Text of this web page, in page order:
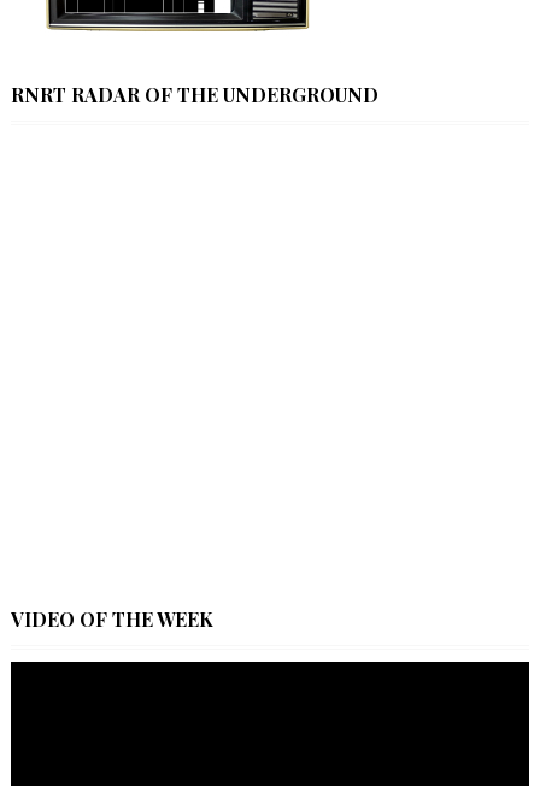
RNRT RADAR OF THE UNDERGROUND
VIDEO OF THE WEEK